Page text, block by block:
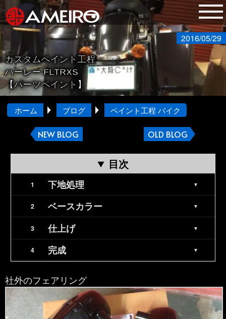
カスタムペイント工程
ハーレー FLTRXS
【パーツペイント】
2016/05/29
ホーム ブログ ペイント工程 バイク
NEW BLOG OLD BLOG
目次
下地処理
ベースカラー
仕上げ
完成
社外のフェアリング